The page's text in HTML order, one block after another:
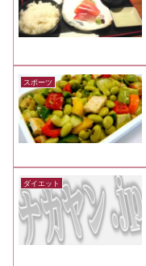
スポーツ
ダイエット